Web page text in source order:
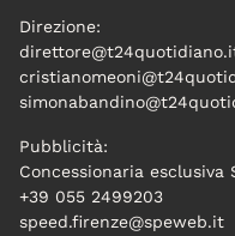
Direzione:
Pubblicità:
Concessionaria esclusiva
+39 055 2499203
speed.firenze@speweb.it